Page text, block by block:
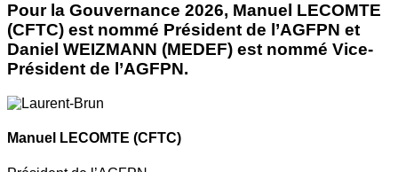
Pour la Gouvernance 2026, Manuel LECOMTE
(CFTC) est nommé Président de l’AGFPN et
Daniel WEIZMANN (MEDEF) est nommé Vice-
Président de l’AGFPN.
Manuel LECOMTE (CFTC)